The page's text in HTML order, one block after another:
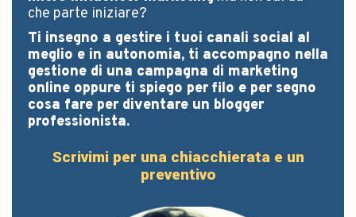
che parte iniziare?
Ti insegno a gestire i tuoi canali social al
meglio e in autonomia, ti accompagno nella
gestione di una campagna di marketing
online oppure ti spiego per filo e per segno
cosa fare per diventare un blogger
professionista.
Scrivimi per una chiacchierata e un
preventivo